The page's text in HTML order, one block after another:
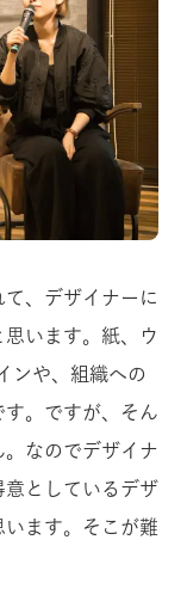
、デザイナーに
います。紙、ウ
ンや、組織への
。ですが、そん
なのでデザイナ
意としているデザ
ます。そこが難